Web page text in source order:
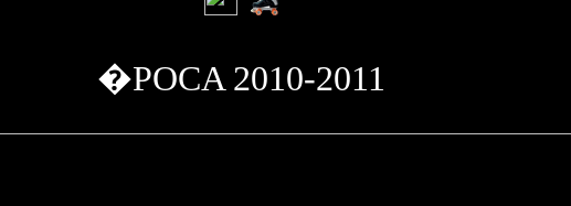
�POCA 2010-2011